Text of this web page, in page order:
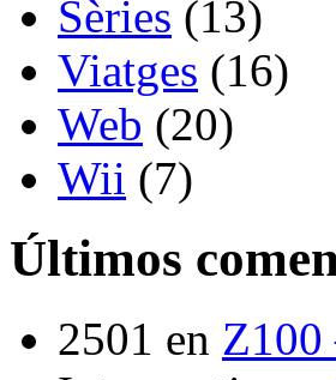
Sèries (13)
Viatges (16)
Web (20)
Wii (7)
Últimos
2501 en